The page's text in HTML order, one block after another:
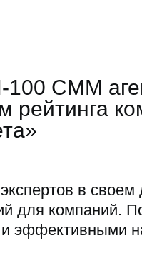
СММ
рейтинга
в своем
для компаний.
эффективными